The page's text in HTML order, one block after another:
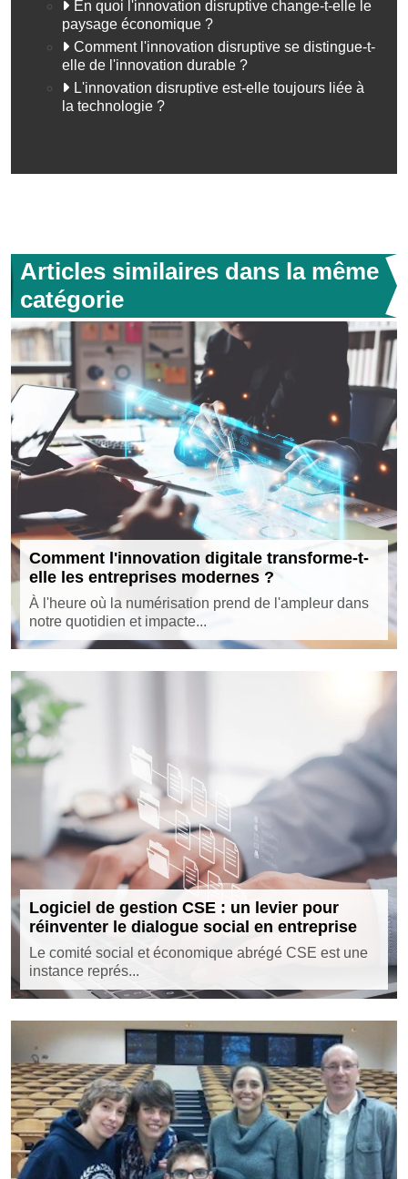
En quoi l'innovation disruptive change-t-elle le
paysage économique ?
Comment l'innovation disruptive se distingue-t-
elle de l'innovation durable ?
L'innovation disruptive est-elle toujours liée à
la technologie ?
Articles similaires dans la même
catégorie
Comment l'innovation digitale transforme-t-
elle les entreprises modernes ?
À l'heure où la numérisation prend de l'ampleur dans
notre quotidien et impacte...
Logiciel de gestion CSE : un levier pour
réinventer le dialogue social en entreprise
Le comité social et économique abrégé CSE est une
instance représ...